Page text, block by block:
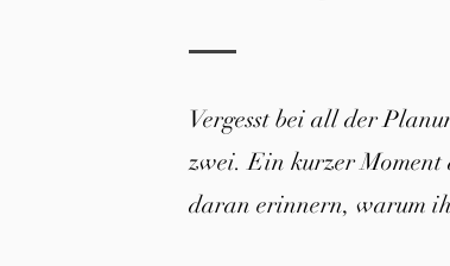
Vergesst bei all der
zwei. Ein kurzer Moment
daran erinnern, warum